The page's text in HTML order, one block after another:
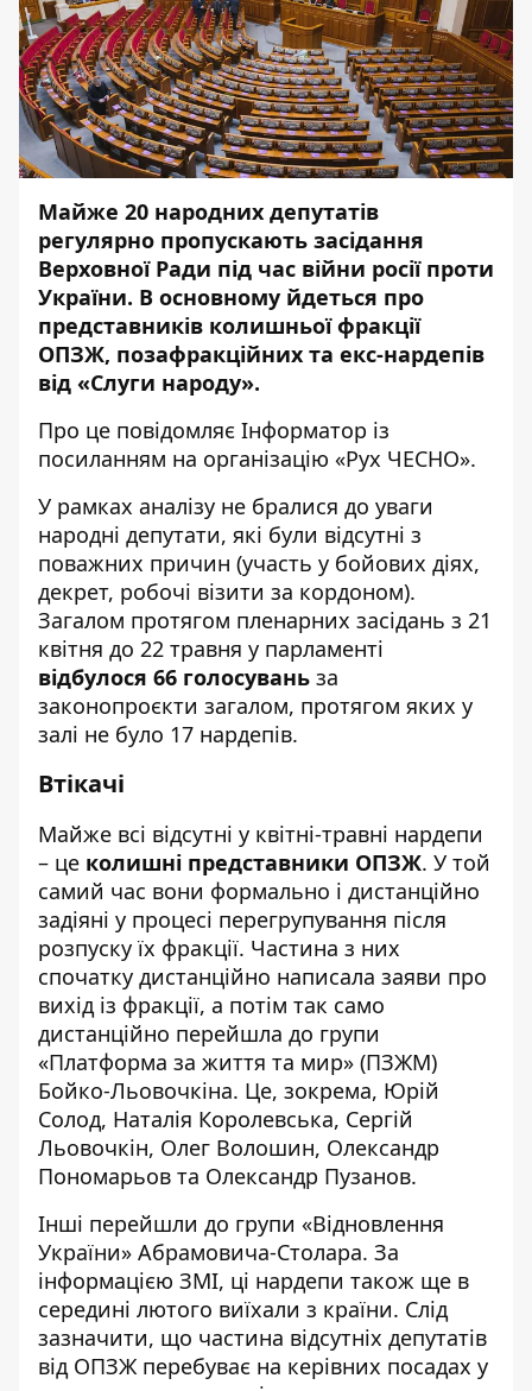
Майже 20 народних депутатів
регулярно пропускають засідання
Верховної Ради під час війни росії проти
України. В основному йдеться про
представників колишньої фракції
ОПЗЖ, позафракційних та екс-нардепів
від «Слуги народу».
Про це повідомляє Інформатор із
посиланням на організацію «Рух ЧЕСНО».
У рамках аналізу не бралися до уваги
народні депутати, які були відсутні з
поважних причин (участь у бойових діях,
декрет, робочі візити за кордоном).
Загалом протягом пленарних засідань з 21
квітня до 22 травня у парламенті
відбулося 66 голосувань за
законопроєкти загалом, протягом яких у
залі не було 17 нардепів.
Втікачі
Майже всі відсутні у квітні-травні нардепи
– це колишні представники ОПЗЖ. У той
самий час вони формально і дистанційно
задіяні у процесі перегрупування після
розпуску їх фракції. Частина з них
спочатку дистанційно написала заяви про
вихід із фракції, а потім так само
дистанційно перейшла до групи
«Платформа за життя та мир» (ПЗЖМ)
Бойко-Льовочкіна. Це, зокрема, Юрій
Солод, Наталія Королевська, Сергій
Льовочкін, Олег Волошин, Олександр
Пономарьов та Олександр Пузанов.
Інші перейшли до групи «Відновлення
України» Абрамовича-Столара. За
інформацією ЗМІ, ці нардепи також ще в
середині лютого виїхали з країни. Слід
зазначити, що частина відсутніх депутатів
від ОПЗЖ перебуває на керівних посадах у